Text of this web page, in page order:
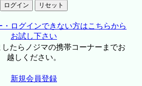
・ログインできない方はこちらから
お試し下さい
たらノジマの携帯コーナーまでお
越しください。
新規会員登録